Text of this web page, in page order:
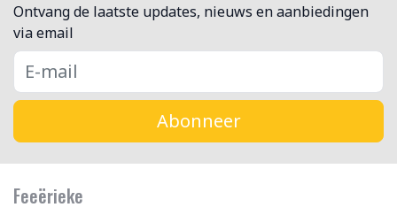
Ontvang de laatste updates, nieuws en aanbiedingen
via email
Abonneer
Feeërieke